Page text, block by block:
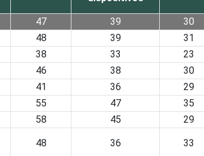
47 39 30
48 39 31
38 33 23
46 38 30
41 36 29
55 47 35
58 45 29
48 36 33